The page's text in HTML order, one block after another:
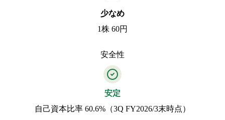
少なめ
1株 60円
安全性
安定
自己資本比率 60.6%（3Q FY2026/3末時点）